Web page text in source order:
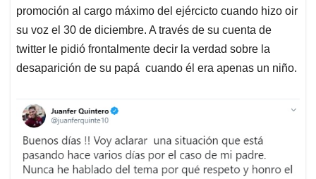
p
k
n
promoción al cargo máximo del ejércicto cuando hizo oir
su voz el 30 de diciembre. A través de su cuenta de
twitter le pidió frontalmente decir la verdad sobre la
desaparición de su papá cuando él era apenas un niño.